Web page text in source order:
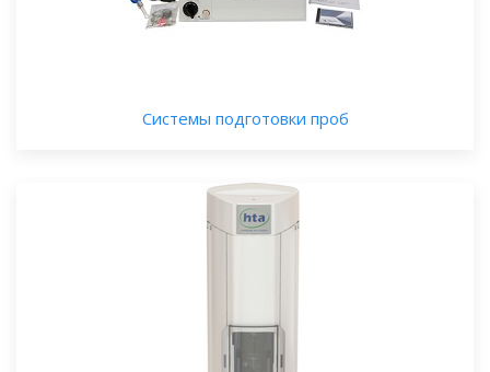
Системы подготовки проб